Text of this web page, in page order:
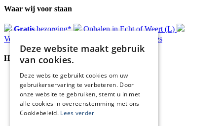
Waar wij voor staan
Gratisbezorging*
Ophalen in Echt of Weert (L)
Verzonden
advies
Handige Links
Home
Klantenservice
Over ons
Blog
Privacyverklaring
Deze website maakt gebruik
van cookies.
Deze website gebruikt cookies om uw
gebruikerservaring te verbeteren. Door
onze website te gebruiken, stemt u in met
alle cookies in overeenstemming met ons
Cookiebeleid. Lees verder